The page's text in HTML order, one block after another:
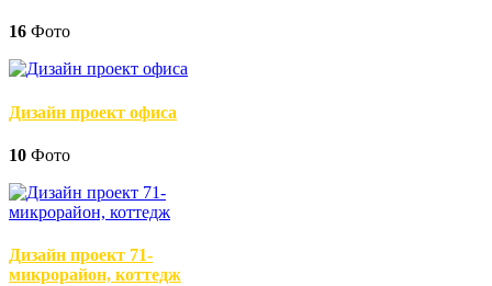
16 Фото
Дизайн проект офиса
10 Фото
Дизайн проект 71-
микрорайон, коттедж